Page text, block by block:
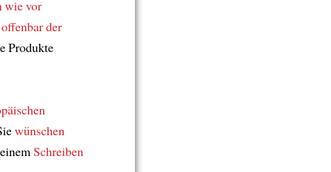
wie vor
offenbarder
Produkte
wünschen
Schreiben